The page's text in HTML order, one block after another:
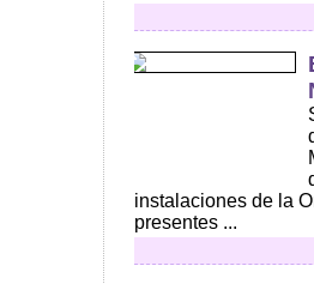
instalaciones de la
presentes ...